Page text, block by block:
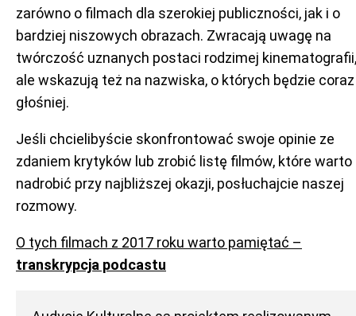
zarówno o filmach dla szerokiej publiczności, jak i o
bardziej niszowych obrazach. Zwracają uwagę na
twórczość uznanych postaci rodzimej kinematografii,
ale wskazują też na nazwiska, o których będzie coraz
głośniej.
Jeśli chcielibyście skonfrontować swoje opinie ze
zdaniem krytyków lub zrobić listę filmów, które warto
nadrobić przy najbliższej okazji, posłuchajcie naszej
rozmowy.
O tych filmach z 2017 roku warto pamiętać –
transkrypcja podcastu